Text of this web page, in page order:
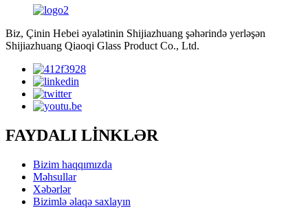
Biz, Çinin Hebei əyalətinin Shijiazhuang şəhərində yerləşən
Shijiazhuang Qiaoqi Glass Product Co., Ltd.
FAYDALI LİNKLƏR
Bizim haqqımızda
Məhsullar
Xəbərlər
Bizimlə əlaqə saxlayın